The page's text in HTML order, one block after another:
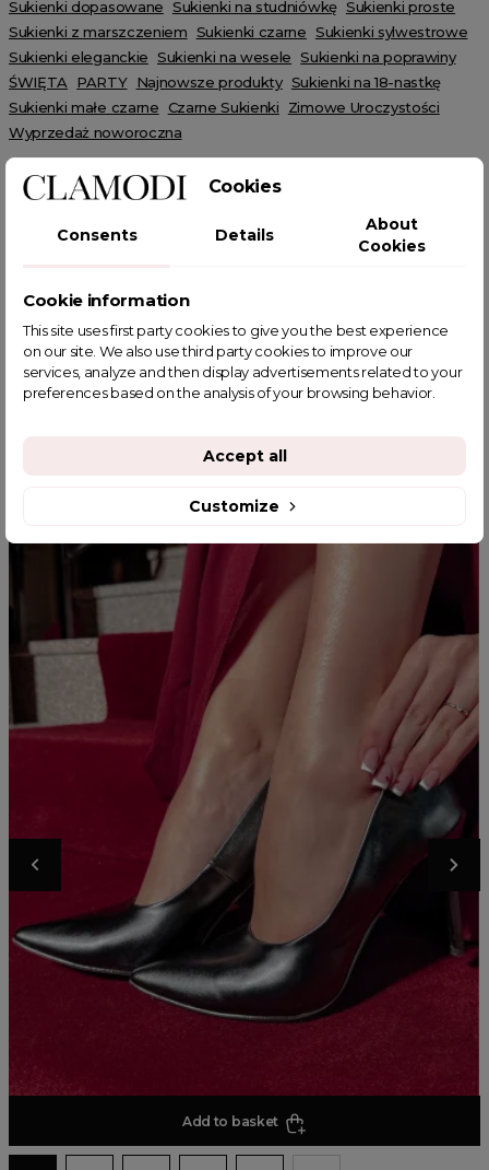
Sukienki dopasowane Sukienki na studniówkę Sukienki proste
Sukienki z marszczeniem Sukienki czarne Sukienki sylwestrowe
Sukienki eleganckie Sukienki na wesele Sukienki na poprawiny
ŚWIĘTA PARTY Najnowsze produkty Sukienki na 18-nastkę
Sukienki małe czarne Czarne Sukienki
Zimowe Uroczystości
Wyprzedaż noworoczna
YOU MIGHT ALSO LIKE
Add to basket
Cookies
Consents Details
About
Cookies
Cookie information
This site uses first party cookies to give you the best experience
on our site. We also use third party cookies to improve our
services, analyze and then display advertisements related to your
preferences based on the analysis of your browsing behavior.
Customize
Accept all